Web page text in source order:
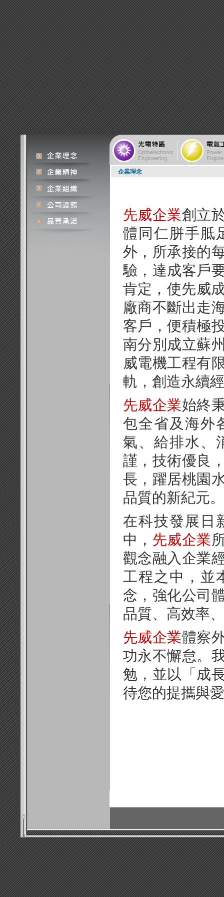
企業理念
先威企業創立
體同仁胼手胝
外，所承接的
驗，達成客戶
肯定，使先威
廠商不斷出走
客戶，便積極
南分別成立蘇
威電機工程有
軌，創造永續
先威企業始終
包全省及海外
氣、給排水、
謹，技術優良
長，躍居桃園
品質的新紀元。
在科技發展日
中， 先威企業
觀念融入企業
工程之中，並
念，強化公司
品質、高效率
先威企業體察
功永不懈怠。
勉，並以「成
待您的提攜與